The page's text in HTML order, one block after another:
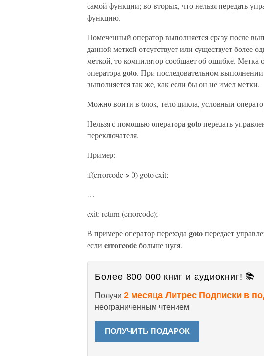
самой функции; во-вторых, что нельзя передать
функцию.
Помеченный оператор выполняется сразу после
данной меткой отсутствует или существует более
меткой, то компилятор сообщает об ошибке. Метка
оператора goto. При последовательном
выполняется так же, как если бы он не имел метки.
Можно войти в блок, тело цикла, условный
Нельзя с помощью оператора gotoпередать
переключателя.
Пример:
if(errorcode > 0) goto exit;
…
exit: return (errorcode);
В примере оператор перехода gotoпередает
если errorcodeбольше нуля.
Более 800 000 книг и аудиокниг! 📚
Получи 2 месяца Литрес Подписки в
неограниченным чтением
ПОЛУЧИТЬ ПОДАРОК